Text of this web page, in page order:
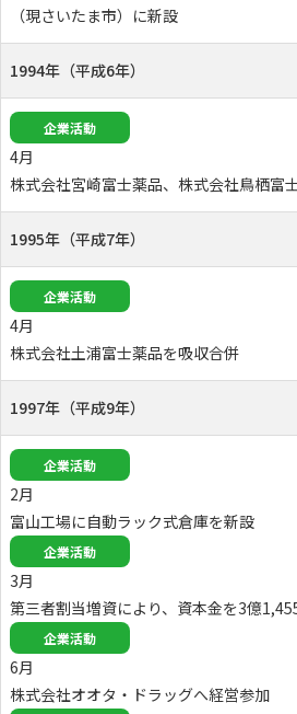
（現さいたま市）に新設
1994年（平成6年）
企業活動
4月
株式会社宮崎富士薬品、株式会社鳥栖富
1995年（平成7年）
企業活動
4月
株式会社土浦富士薬品を吸収合併
1997年（平成9年）
企業活動
2月
富山工場に自動ラック式倉庫を新設
企業活動
3月
第三者割当増資により、資本金を3億
企業活動
6月
株式会社オオタ・ドラッグへ経営参加